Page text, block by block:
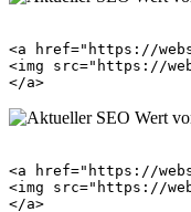
<a href="https://
<img src="https://
<a href="https://
<img src="https://